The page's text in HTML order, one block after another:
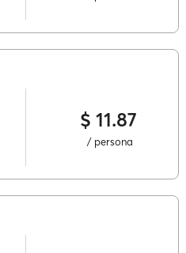
$ 11.87
/ persona